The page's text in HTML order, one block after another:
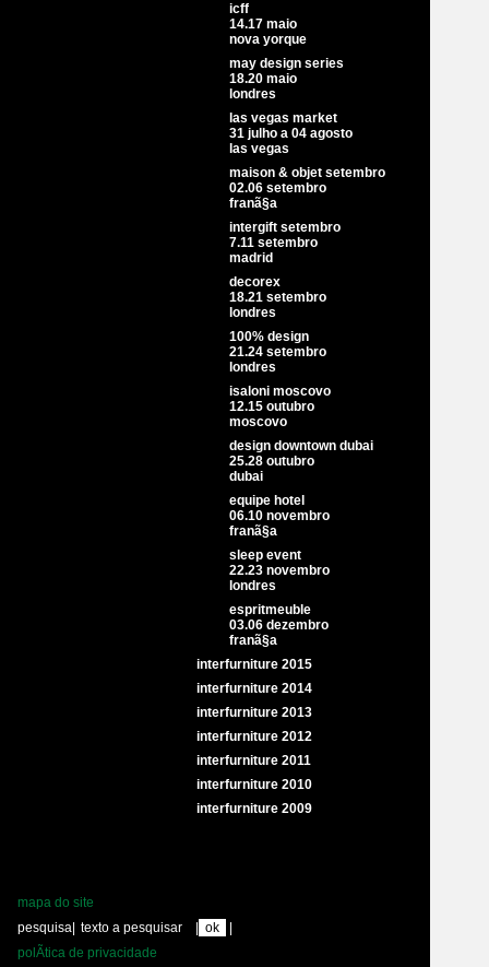
icff
14.17 maio
nova yorque
may design series
18.20 maio
londres
las vegas market
31 julho a 04 agosto
las vegas
maison & objet setembro
02.06 setembro
franã§a
intergift setembro
7.11 setembro
madrid
decorex
18.21 setembro
londres
100% design
21.24 setembro
londres
isaloni moscovo
12.15 outubro
moscovo
design downtown dubai
25.28 outubro
dubai
equipe hotel
06.10 novembro
franã§a
sleep event
22.23 novembro
londres
espritmeuble
03.06 dezembro
franã§a
interfurniture 2015
interfurniture 2014
interfurniture 2013
interfurniture 2012
interfurniture 2011
interfurniture 2010
interfurniture 2009
mapa do site
pesquisa
polÃ­tica de privacidade